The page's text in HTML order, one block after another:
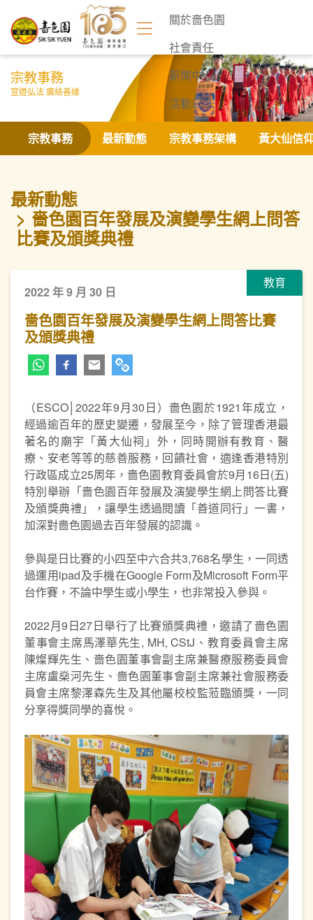
關於嗇色園
社會責任
新聞中心
活動日誌
聯絡我們
宗教事務
宣道弘法 廣結善緣
宗教事務 最新動態 宗教事務架構 黃大仙信
最新動態
嗇色園百年發展及演變學生網上問答
比賽及頒獎典禮
教育
2022 年 9 月 30 日
嗇色園百年發展及演變學生網上問答比賽
及頒獎典禮
（ESCO│2022年9月30日）嗇色園於1921年成立，
經過逾百年的歷史變遷，發展至今，除了管理香港最
著名的廟宇「黃大仙祠」外，同時開辦有教育、醫
療、安老等等的慈善服務，回饋社會，適逢香港特別
行政區成立25周年，嗇色園教育委員會於9月16日(五)
特別舉辦「嗇色園百年發展及演變學生網上問答比賽
及頒獎典禮」，讓學生透過閱讀「善道同行」一書，
加深對嗇色園過去百年發展的認識。
參與是日比賽的小四至中六合共3,768名學生，一同透
過運用ipad及手機在Google Form及Microsoft Form平
台作賽，不論中學生或小學生，也非常投入參與。
2022月9日27日舉行了比賽頒獎典禮，邀請了嗇色園
董事會主席馬澤華先生, MH, CStJ、教育委員會主席
陳燦輝先生、嗇色園董事會副主席兼醫療服務委員會
主席盧燊河先生、嗇色園董事會副主席兼社會服務委
員會主席黎澤森先生及其他屬校校監蒞臨頒獎，一同
分享得獎同學的喜悅。